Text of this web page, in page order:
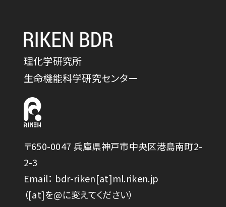
理化学研究所
生命機能科学研究センター
〒650-0047 兵庫県神戸市中央区港島南町2-
2-3
Email： bdr-riken[at]ml.riken.jp
（[at]を@に変えてください）